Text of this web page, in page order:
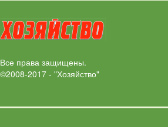
Все права защищены.
©2008-2017 - "Хозяйство"